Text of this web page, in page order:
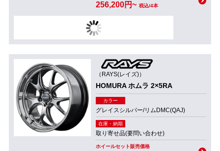
256,200円~ 税込/4本
（RAYS(レイズ)）
HOMURA ホムラ 2×5RA
カラー
グレイスシルバー/リムDMC(QAJ)
在庫・納期
取り寄せ品(要問い合わせ)
ホイールセット販売価格